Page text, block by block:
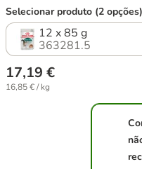
Selecionar produto (2 opções)
12 x 85 g
363281.5
17,19 €
16,85 € / kg